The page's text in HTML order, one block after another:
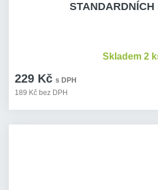
STANDARDNÍCH
229 Kč s DPH
189 Kč bez DPH
Skladem 2